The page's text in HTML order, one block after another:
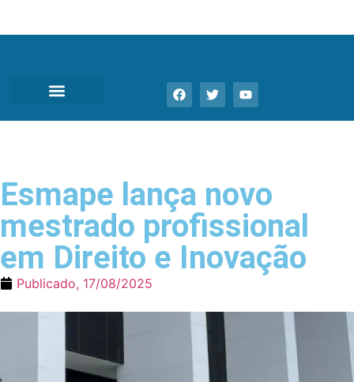
Esmape lança novo
mestrado profissional
em Direito e Inovação
Publicado, 17/08/2025